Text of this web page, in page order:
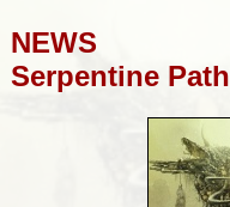
NEWS
Serpentine Path